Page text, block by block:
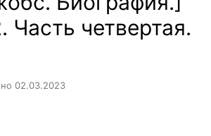
Часть четвертая.
02.03.2023